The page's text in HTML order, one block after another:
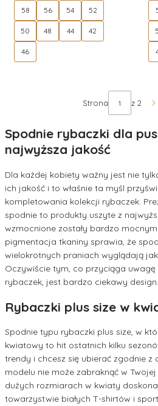
58 56 54 52
50 48 44 42
46
Strona z 2
Spodnie rybaczki dla
najwyższa jakość
Dla każdej kobiety ważny jest nie
ich jakość i to właśnie ta myśl
kompletowania kolekcji rybaczek.
spodnie to produkty uszyte z
wzmocnione zostały bardzo
pigmentacja tkaniny sprawia, że
wielokrotnych praniach wyglądają
Oczywiście tym, co przyciąga
rybaczek, jest bardzo ciekawy design.
Rybaczki plus size w
Spodnie typu rybaczki plus size, w
kwiatowy to hit ostatnich kilku
trendy i chcesz się ubierać zgodnie z
modelu nie może zabraknąć w
dużych rozmiarach w kwiaty
towarzystwie białych T-shirtów i